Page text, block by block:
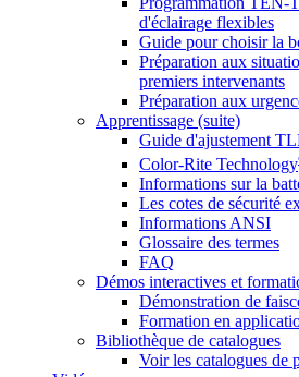
d'éclairage flexibles
Guide pour choisir la
Préparation aux
premiers intervenants
Préparation aux
Apprentissage (suite)
Guide d'ajustement
Color-Rite Technology
Informations sur la
Les cotes de sécurité
Informations ANSI
Glossaire des termes
FAQ
Démos interactives et
Démonstration de
Formation en
Bibliothèque de catalogues
Voir les catalogues de